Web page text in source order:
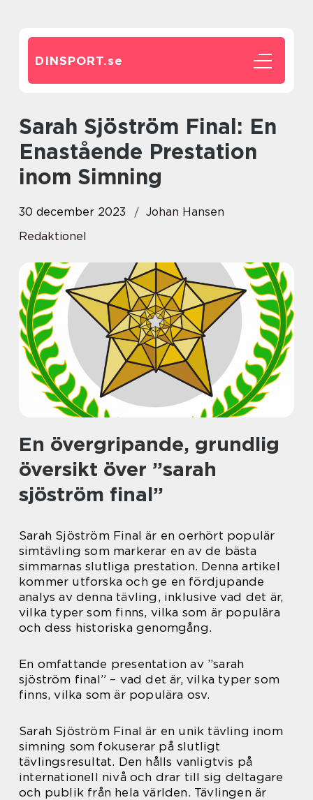
DINSPORT.se
Sarah Sjöström Final: En
Enastående Prestation
inom Simning
30 december 2023
Johan Hansen
Redaktionel
En övergripande, grundlig
översikt över ”sarah
sjöström final”
Sarah Sjöström Final är en oerhört populär
simtävling som markerar en av de bästa
simmarnas slutliga prestation. Denna artikel
kommer utforska och ge en fördjupande
analys av denna tävling, inklusive vad det är,
vilka typer som finns, vilka som är populära
och dess historiska genomgång.
En omfattande presentation av ”sarah
sjöström final” – vad det är, vilka typer som
finns, vilka som är populära osv.
Sarah Sjöström Final är en unik tävling inom
simning som fokuserar på slutligt
tävlingsresultat. Den hålls vanligtvis på
internationell nivå och drar till sig deltagare
och publik från hela världen. Tävlingen är